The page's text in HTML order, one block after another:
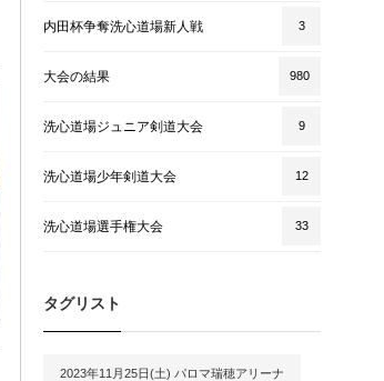
内田杯争奪洗心道場新人戦 3
大会の結果 980
洗心道場ジュニア剣道大会 9
洗心道場少年剣道大会 12
洗心道場選手権大会 33
タグリスト
2023年11月25日(土) パロマ瑞穂アリーナ